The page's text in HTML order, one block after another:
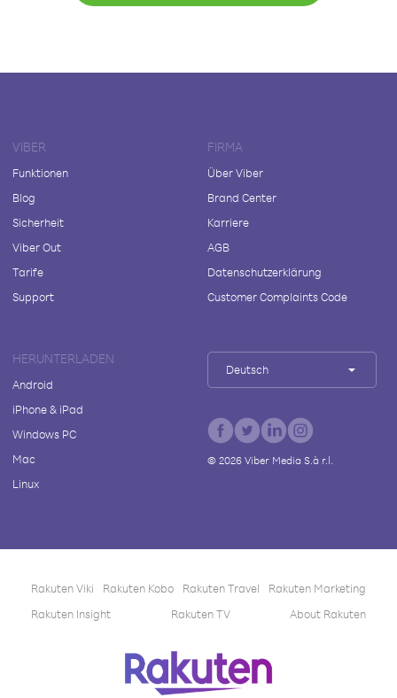
VIBER
Funktionen
Blog
Sicherheit
Viber Out
Tarife
Support
FIRMA
Über Viber
Brand Center
Karriere
AGB
Datenschutzerklärung
Customer Complaints Code
HERUNTERLADEN
Android
iPhone & iPad
Windows PC
Mac
Linux
Deutsch
© 2026Viber Media S.à r.l.
Rakuten Viki Rakuten Kobo Rakuten Travel
Rakuten Marketing
Rakuten Insight
Rakuten TV About Rakuten